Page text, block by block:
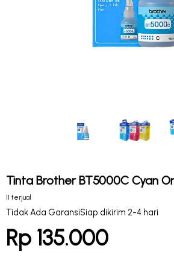
Tinta Brother BT5000C Cyan
11 terjual
Tidak Ada GaransiSiap dikirim 2-4 hari
Rp 135.000